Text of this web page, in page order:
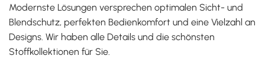
Modernste Lösungen versprechen optimalen Sicht- und
Blendschutz, perfekten Bedienkomfort und eine Vielzahl an
Designs. Wir haben alle Details und die schönsten
Stoffkollektionen für Sie.